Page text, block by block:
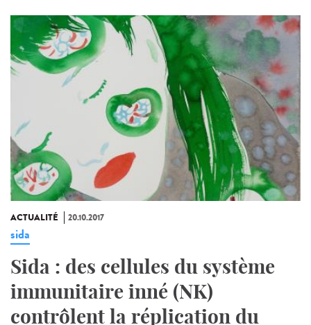
ACTUALITÉ 20.10.2017
sida
Sida : des cellules du système
immunitaire inné (NK)
contrôlent la réplication du